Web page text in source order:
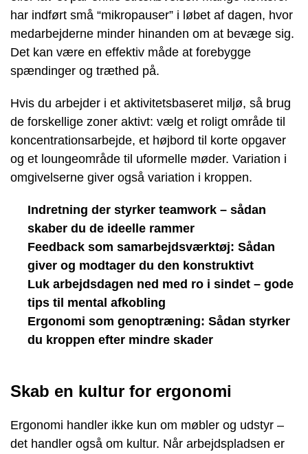
har indført små “mikropauser” i løbet af dagen, hvor
medarbejderne minder hinanden om at bevæge sig.
Det kan være en effektiv måde at forebygge
spændinger og træthed på.
Hvis du arbejder i et aktivitetsbaseret miljø, så brug
de forskellige zoner aktivt: vælg et roligt område til
koncentrationsarbejde, et højbord til korte opgaver
og et loungeområde til uformelle møder. Variation i
omgivelserne giver også variation i kroppen.
Indretning der styrker teamwork – sådan
skaber du de ideelle rammer
Feedback som samarbejdsværktøj: Sådan
giver og modtager du den konstruktivt
Luk arbejdsdagen ned med ro i sindet – gode
tips til mental afkobling
Ergonomi som genoptræning: Sådan styrker
du kroppen efter mindre skader
Skab en kultur for ergonomi
Ergonomi handler ikke kun om møbler og udstyr –
det handler også om kultur. Når arbejdspladsen er